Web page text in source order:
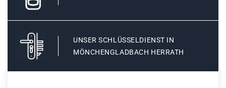
UNSER SCHLÜSSELDIENST IN
MÖNCHENGLADBACH HERRATH